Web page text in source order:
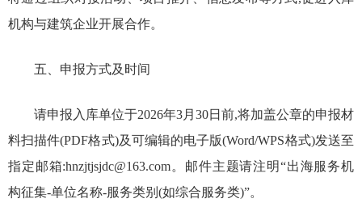
机构与建筑企业开展合作。
五、申报方式及时间
请申报入库单位于2026年3月30日前,将加盖公章的申报材
料扫描件(PDF格式)及可编辑的电子版(Word/WPS格式)发送至
指定邮箱:hnzjtjsjdc@163.com。邮件主题请注明“出海服务机
构征集-单位名称-服务类别(如综合服务类)”。